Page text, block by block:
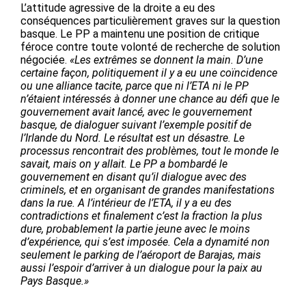
L’attitude agressive de la droite a eu des
conséquences particulièrement graves sur la question
basque. Le PP a maintenu une position de critique
féroce contre toute volonté de recherche de solution
négociée. «Les extrêmes se donnent la main. D’une
certaine façon, politiquement il y a eu une coïncidence
ou une alliance tacite, parce que ni l’ETA ni le PP
n’étaient intéressés à donner une chance au défi que le
gouvernement avait lancé, avec le gouvernement
basque, de dialoguer suivant l’exemple positif de
l’Irlande du Nord. Le résultat est un désastre. Le
processus rencontrait des problèmes, tout le monde le
savait, mais on y allait. Le PP a bombardé le
gouvernement en disant qu’il dialogue avec des
criminels, et en organisant de grandes manifestations
dans la rue. A l’intérieur de l’ETA, il y a eu des
contradictions et finalement c’est la fraction la plus
dure, probablement la partie jeune avec le moins
d’expérience, qui s’est imposée. Cela a dynamité non
seulement le parking de l’aéroport de Barajas, mais
aussi l’espoir d’arriver à un dialogue pour la paix au
Pays Basque.»